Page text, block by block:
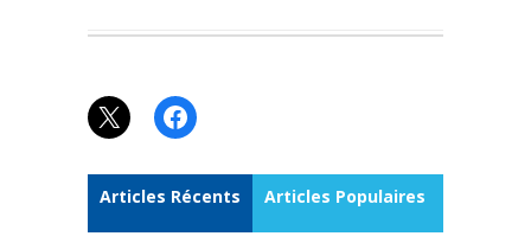
X Facebook
Articles Récents Articles Populaires